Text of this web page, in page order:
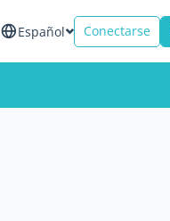
Español Conectarse